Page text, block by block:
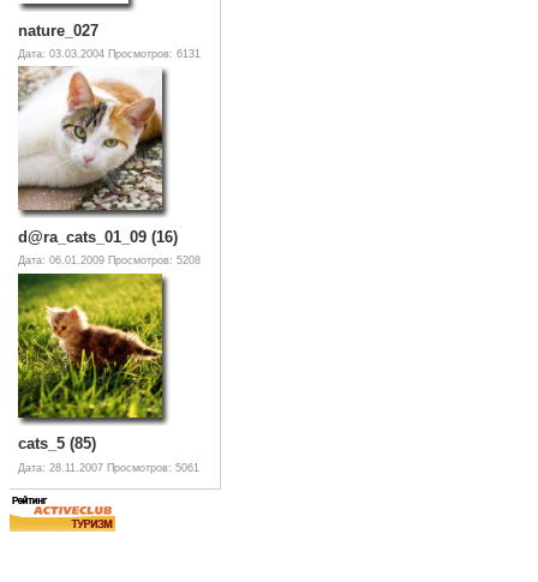
nature_027
Дата: 03.03.2004 Просмотров: 6131
d@ra_cats_01_09 (16)
Дата: 06.01.2009 Просмотров: 5208
cats_5 (85)
Дата: 28.11.2007 Просмотров: 5061